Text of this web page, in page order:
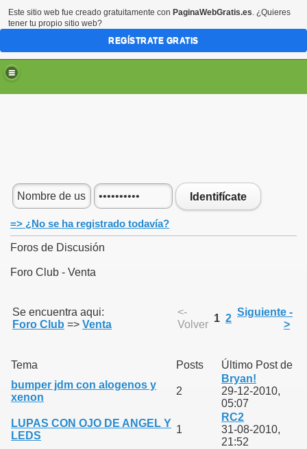
Identifícate
=> ¿No se ha registrado todavía?
Foros de Discusión
Foro Club - Venta
Se encuentra aqui:
Foro Club => Venta
<-
Volver
1 2
Siguiente -
>
Tema Posts
Último Post de
bumper jdm con alogenos y
xenon
2
Bryan!
29-12-2010,
05:07
LUPAS CON OJO DE ANGEL Y
LEDS
1
RC2
31-08-2010,
21:52
Este sitio web fue creado gratuitamente con PaginaWebGratis.es. ¿Quieres
tener tu propio sitio web?
REGÍSTRATE GRATIS